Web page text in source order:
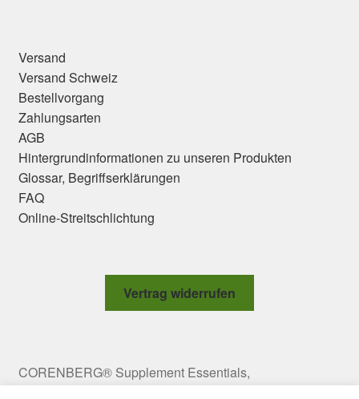
Versand
Versand Schweiz
Bestellvorgang
Zahlungsarten
AGB
Hintergrundinformationen zu unseren Produkten
Glossar, Begriffserklärungen
FAQ
Online-Streitschlichtung
Vertrag widerrufen
CORENBERG® Supplement Essentials,